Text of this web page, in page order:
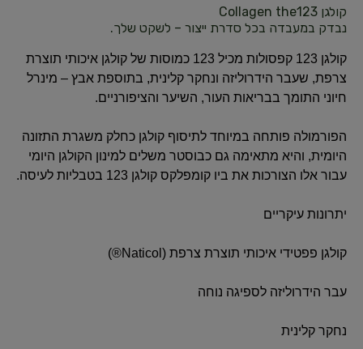
קולגן Collagen the123
נבדק במעבדה בכל סדרת ייצור – לשקט שלך.
קולגן 123 קפסולות מכיל 123 כמוסות של קולגן איכותי תוצרת
צרפת, שעבר הידרוליזה ונחקר קלינית, בתוספת אבץ – מינרל
חיוני התומך בבריאות העור, השיער והציפורניים.
הפורמולה פותחה במיוחד לתיסוף קולגן כחלק משגרת התזונה
היומית, והיא מתאימה גם כבוסטר משלים למינון הקולגן היומי
עבור אלו הצורכות את ביו קומפלקס קולגן 123 בטבליות לעיסה.
יתרונות עיקריים
קולגן פפטידי איכותי תוצרת צרפת (Naticol®)
עבר הידרוליזה לספיגה נוחה
נחקר קלינית